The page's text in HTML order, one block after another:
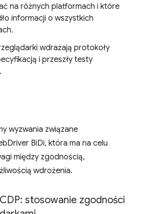
na różnych platformach i które
informacji o wszystkich
wdrażają protokoły
i przeszły testy
wyzwania związane
BiDi, która ma na celu
między zgodnością,
wdrożenia.
stosowanie zgodności